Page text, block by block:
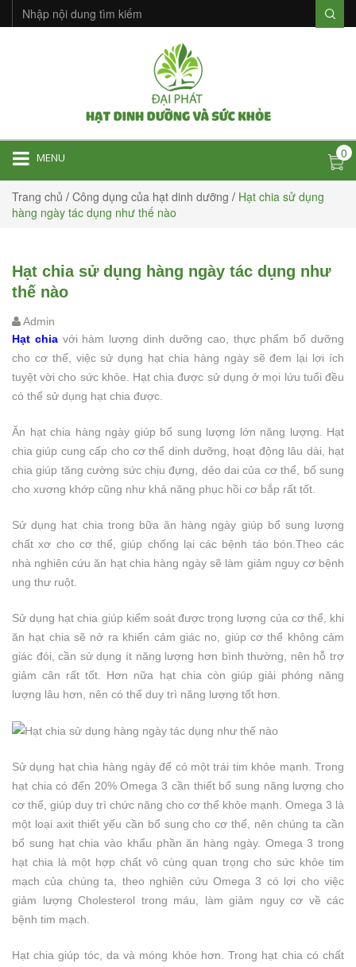
MENU 0
Trang chủ / Công dụng của hạt dinh dưỡng / Hạt chia sử dụng
hàng ngày tác dụng như thế nào
Hạt chia sử dụng hàng ngày tác dụng như
thế nào
Admin
Hạt chiavới hàm lượng dinh dưỡng cao, thực phẩm bổ dưỡng
cho cơ thể, việc sử dụng hạt chia hàng ngày sẽ đem lại lợi ích
tuyệt vời cho sức khỏe. Hạt chia được sử dụng ở mọi lứu tuổi đều
có thể sử dụng hạt chia được.
Ăn hạt chia hàng ngày giúp bổ sung lượng lớn năng lượng. Hạt
chia giúp cung cấp cho cơ thể dinh dưỡng, hoạt động lâu dài, hạt
chia giúp tăng cường sức chịu đựng, dẻo dai của cơ thể, bổ sung
cho xương khớp cũng như khả năng phục hồi cơ bắp rất tốt.
Sử dụng hạt chia trong bữa ăn hàng ngày giúp bổ sung lượng
chất xơ cho cơ thể, giúp chống lại các bệnh táo bón.Theo các
nhà nghiên cứu ăn hạt chia hàng ngày sẽ làm giảm nguy cơ bệnh
ung thư ruột.
Sử dụng hạt chia giúp kiểm soát được trọng lượng của cơ thể, khi
ăn hạt chia sẽ nở ra khiến cảm giác no, giúp cơ thể không cảm
giác đói, cần sử dụng ít năng lượng hơn bình thường, nên hỗ trợ
giảm cân rất tốt. Hơn nữa hạt chia còn giúp giải phóng năng
lượng lâu hơn, nên có thể duy trì năng lượng tốt hơn.
Sử dụng hạt chia hàng ngày để có một trái tim khỏe mạnh. Trong
hạt chia có đến 20% Omega 3 cần thiết bổ sung năng lượng cho
cơ thể, giúp duy trì chức năng cho cơ thể khỏe mạnh. Omega 3 là
một loại axit thiết yếu cần bổ sung cho cơ thể, nên chúng ta cần
bổ sung hạt chia vào khẩu phần ăn hàng ngày. Omega 3 trong
hạt chia là một hợp chất vô cùng quan trọng cho sức khỏe tim
mạch của chúng ta, theo nghiên cứu Omega 3 có lợi cho việc
giảm lượng Cholesterol trong máu, làm giảm nguy cơ về các
bệnh tim mạch.
Hạt chia giúp tóc, da và móng khỏe hơn. Trong hạt chia có chất